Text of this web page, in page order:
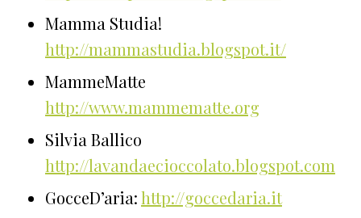
Mamma Studia!
http://mammastudia.blogspot.it/
MammeMatte
http://www.mammematte.org
Silvia Ballico
http://lavandaecioccolato.blogspot.com
GocceD’aria:http://goccedaria.it